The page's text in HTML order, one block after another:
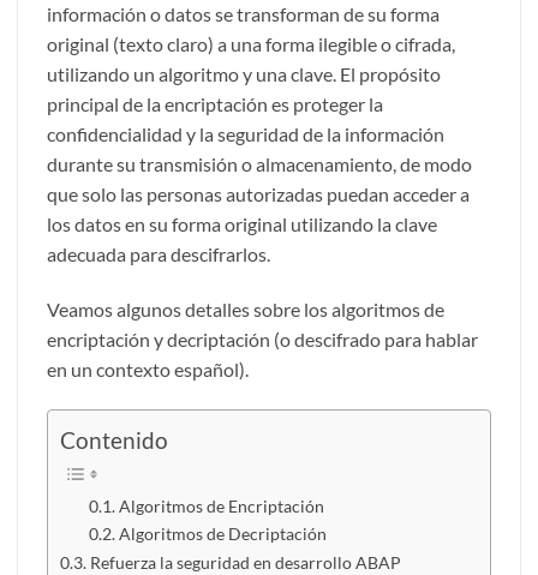
información o datos se transforman de su forma
original (texto claro) a una forma ilegible o cifrada,
utilizando un algoritmo y una clave. El propósito
principal de la encriptación es proteger la
confidencialidad y la seguridad de la información
durante su transmisión o almacenamiento, de modo
que solo las personas autorizadas puedan acceder a
los datos en su forma original utilizando la clave
adecuada para descifrarlos.
Veamos algunos detalles sobre los algoritmos de
encriptación y decriptación (o descifrado para hablar
en un contexto español).
Contenido
Algoritmos de Encriptación
Algoritmos de Decriptación
Refuerza la seguridad en desarrollo ABAP